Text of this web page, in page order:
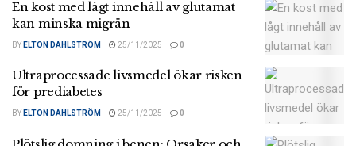
En kost med lågt innehåll av glutamat
kan minska migrän
BY ELTON DAHLSTRÖM 25/11/2025 0
Ultraprocessade livsmedel ökar risken
för prediabetes
BY ELTON DAHLSTRÖM 25/11/2025 0